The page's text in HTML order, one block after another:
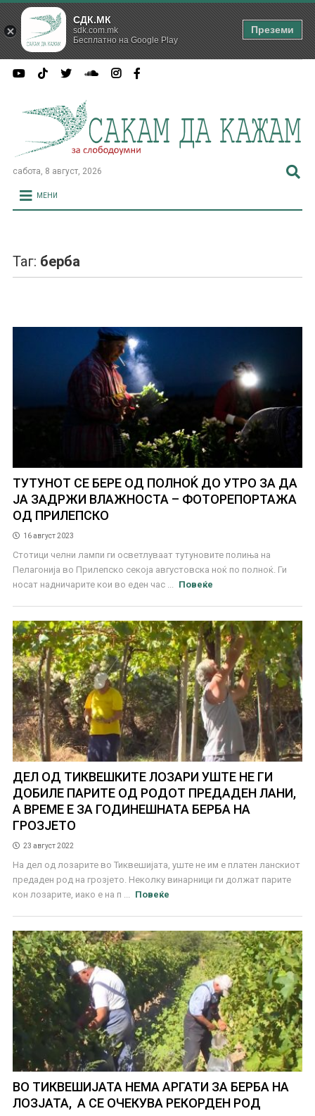
сабота, 8 август, 2026
МЕНИ
Таг: берба
ТУТУНОТ СЕ БЕРЕ ОД ПОЛНОЌ ДО УТРО ЗА ДА
ЈА ЗАДРЖИ ВЛАЖНОСТА – ФОТОРЕПОРТАЖА
ОД ПРИЛЕПСКО
16 август 2023
Стотици челни лампи ги осветлуваат тутуновите полиња на
Пелагонија во Прилепско секоја августовска ноќ по полноќ. Ги
носат надничарите кои во еден час ...
Повеќе
ДЕЛ ОД ТИКВЕШКИТЕ ЛОЗАРИ УШТЕ НЕ ГИ
ДОБИЛЕ ПАРИТЕ ОД РОДОТ ПРЕДАДЕН ЛАНИ,
А ВРЕМЕ Е ЗА ГОДИНЕШНАТА БЕРБА НА
ГРОЗЈЕТО
23 август 2022
На дел од лозарите во Тиквешијата, уште не им е платен ланскиот
предаден род на грозјето. Неколку винарници ги должат парите
кон лозарите, иако е на п ...
Повеќе
ВО ТИКВЕШИЈАТА НЕМА АРГАТИ ЗА БЕРБА НА
ЛОЗЈАТА, А СЕ ОЧЕКУВА РЕКОРДЕН РОД
СДК.МК
sdk.com.mk
Бесплатно на Google Play
Преземи